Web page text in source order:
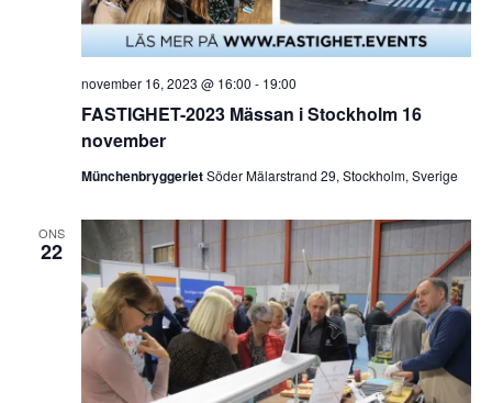
FASTIGHET-2023 Mässan i Stockholm 16
november
november 16, 2023 @ 16:00 - 19:00
MünchenbryggerietSöder Mälarstrand 29, Stockholm, Sverige
ONS
22